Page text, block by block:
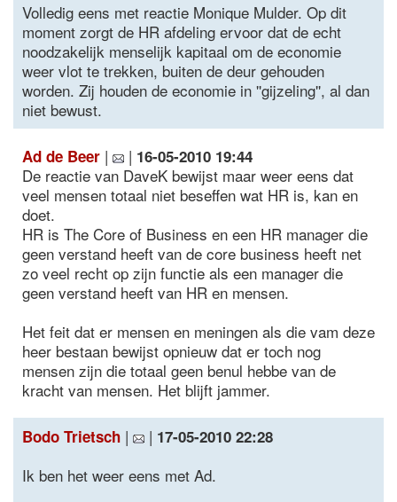
Volledig eens met reactie Monique Mulder. Op dit
moment zorgt de HR afdeling ervoor dat de echt
noodzakelijk menselijk kapitaal om de economie
weer vlot te trekken, buiten de deur gehouden
worden. Zij houden de economie in ''gijzeling'', al dan
niet bewust.
Ad de Beer | | 16-05-2010 19:44
De reactie van DaveK bewijst maar weer eens dat
veel mensen totaal niet beseffen wat HR is, kan en
doet.
HR is The Core of Business en een HR manager die
geen verstand heeft van de core business heeft net
zo veel recht op zijn functie als een manager die
geen verstand heeft van HR en mensen.
Het feit dat er mensen en meningen als die vam deze
heer bestaan bewijst opnieuw dat er toch nog
mensen zijn die totaal geen benul hebbe van de
kracht van mensen. Het blijft jammer.
Bodo Trietsch | | 17-05-2010 22:28
Ik ben het weer eens met Ad.